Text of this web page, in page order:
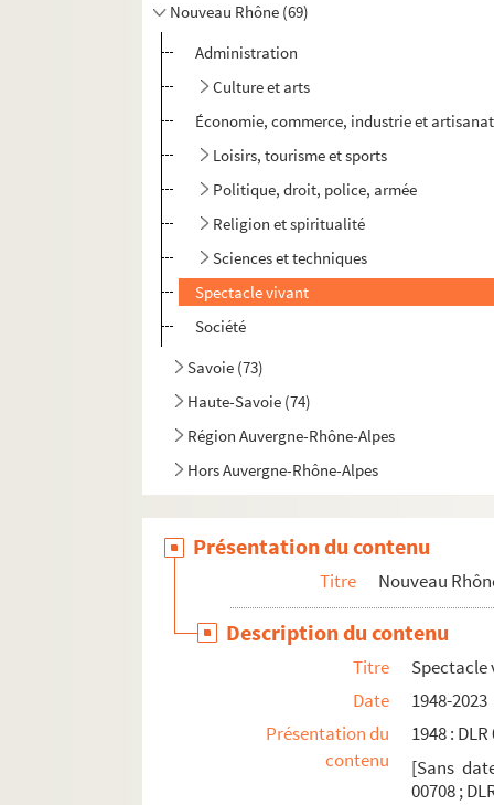
Nouveau Rhône (69)
Administration
Culture et arts
Économie, commerce, industrie et artisanat
Loisirs, tourisme et sports
Politique, droit, police, armée
Religion et spiritualité
Sciences et techniques
Spectacle vivant
Société
Savoie (73)
Haute-Savoie (74)
Région Auvergne-Rhône-Alpes
Hors Auvergne-Rhône-Alpes
Présentation du contenu
Titre Nouveau
Description du contenu
Titre
Date
1948-2023
Présentation du
contenu
1948 :
[Sans
00708 ;